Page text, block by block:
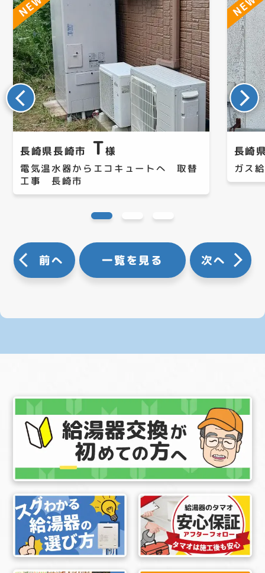
長崎県長崎市 T様
電気温水器からエコキュートへ 取替
工事 長崎市
長崎
ガス
前へ 一覧を見る 次へ